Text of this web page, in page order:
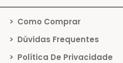
> Como Comprar
> Dúvidas Frequentes
> Política De Privacidade